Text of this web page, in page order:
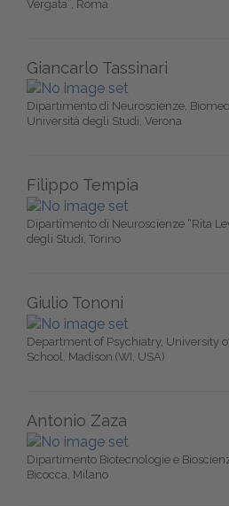
Vergata”, Roma
Giancarlo Tassinari
Dipartimento di Neuroscienze,
Università degli Studi, Verona
Filippo Tempia
Dipartimento di Neuroscienze “Rita
degli Studi, Torino
Giulio Tononi
Department of Psychiatry, University
School, Madison (WI, USA)
Antonio Zaza
Dipartimento Biotecnologie e
Bicocca, Milano